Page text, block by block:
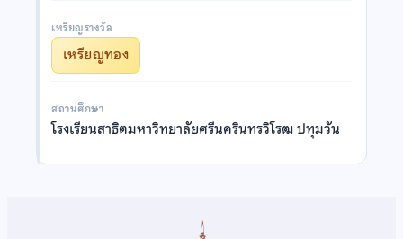
เหรียญรางวัล
เหรียญทอง
สถานศึกษา
โรงเรียนสาธิตมหาวิทยาลัยศรีนครินทรวิโรฒ ปทุมวัน